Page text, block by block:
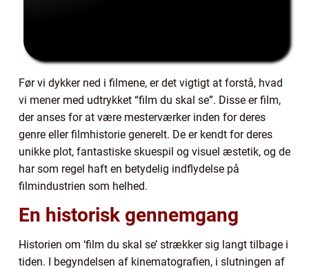
Før vi dykker ned i filmene, er det vigtigt at forstå, hvad
vi mener med udtrykket “film du skal se”. Disse er film,
der anses for at være mesterværker inden for deres
genre eller filmhistorie generelt. De er kendt for deres
unikke plot, fantastiske skuespil og visuel æstetik, og de
har som regel haft en betydelig indflydelse på
filmindustrien som helhed.
En historisk gennemgang
Historien om ‘film du skal se’ strækker sig langt tilbage i
tiden. I begyndelsen af kinematografien, i slutningen af